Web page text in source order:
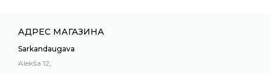
АДРЕС МАГАЗИНА
Sarkandaugava
Alekša 12,